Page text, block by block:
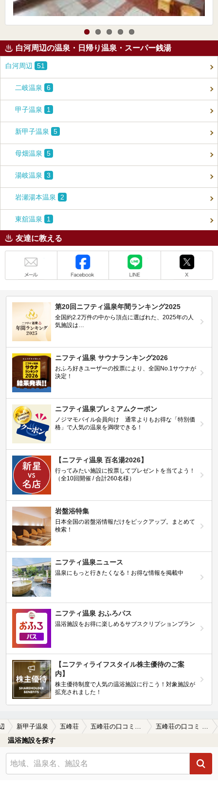
白河周辺の温泉・日帰り温泉・スーパー銭湯
白河周辺 51
二岐温泉 6
甲子温泉 1
新甲子温泉 5
母畑温泉 5
湯岐温泉 3
岩瀬湯本温泉 2
東舘温泉 1
友達に教える
第20回ニフティ温泉年間ランキング2025
全国約2.2万件の中から頂点に選ばれた、2025年の人
気施設は…
ニフティ温泉 サウナランキング2026
おふろ好きユーザーの投票により、全国No.1サウナが
決定！
ニフティ温泉プレミアムクーポン
ノジマモバイル会員向け 通常よりもお得な「特別価
格」で人気の温泉を満喫できる！
【ニフティ温泉 百名湯2026】
行ってみたい施設に投票してプレゼントを当てよう！
（全10回開催 / 合計260名様）
岩盤浴特集
日本全国の岩盤浴情報だけをピックアップ。まとめて
検索！
ニフティ温泉ニュース
温泉にもっと行きたくなる！お得な情報を掲載中
ニフティ温泉 おふろパス
温浴施設をお得に楽しめるサブスクリプションプラン
【ニフティライフスタイル株主優待のご案
内】
株主優待制度で人気の温浴施設に行こう！対象施設が
拡充されました！
新甲子温泉 五峰荘 五峰荘の口コミ一覧 五峰荘の口コミ エクステリア入門
温浴施設を探す